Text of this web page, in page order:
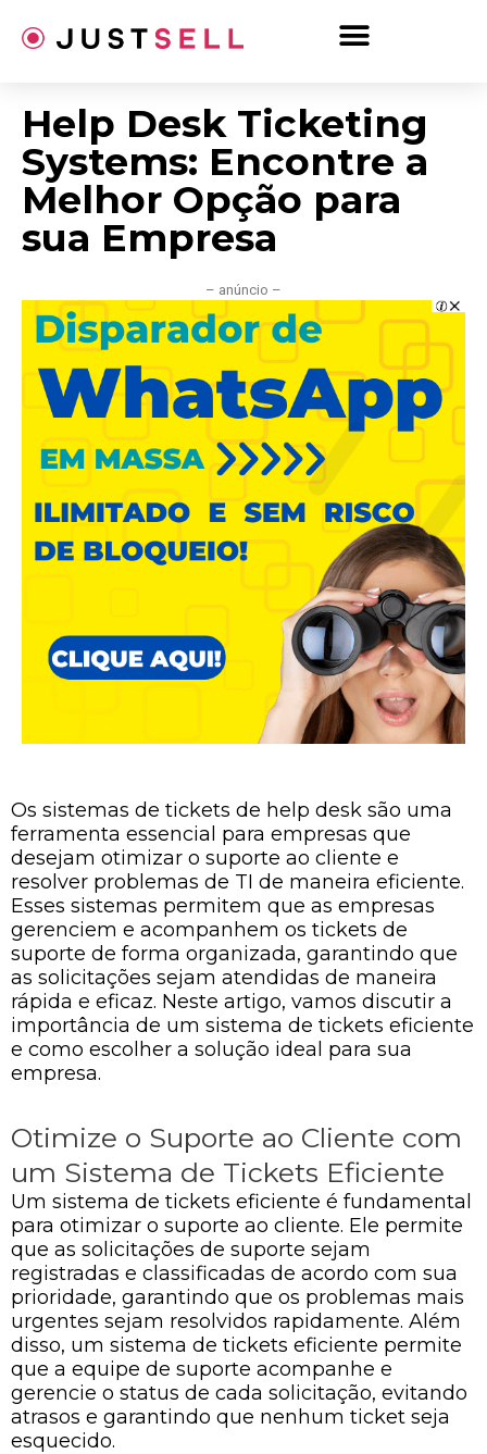
para
Help Desk Ticketing
Systems: Encontre a
Melhor Opção para
sua Empresa
– anúncio –
Os sistemas de tickets de help desk são uma
ferramenta essencial para empresas que
desejam otimizar o suporte ao cliente e
resolver problemas de TI de maneira eficiente.
Esses sistemas permitem que as empresas
gerenciem e acompanhem os tickets de
suporte de forma organizada, garantindo que
as solicitações sejam atendidas de maneira
rápida e eficaz. Neste artigo, vamos discutir a
importância de um sistema de tickets eficiente
e como escolher a solução ideal para sua
empresa.
Otimize o Suporte ao Cliente com
um Sistema de Tickets Eficiente
Um sistema de tickets eficiente é fundamental
para otimizar o suporte ao cliente. Ele permite
que as solicitações de suporte sejam
registradas e classificadas de acordo com sua
prioridade, garantindo que os problemas mais
urgentes sejam resolvidos rapidamente. Além
disso, um sistema de tickets eficiente permite
que a equipe de suporte acompanhe e
gerencie o status de cada solicitação, evitando
atrasos e garantindo que nenhum ticket seja
esquecido.